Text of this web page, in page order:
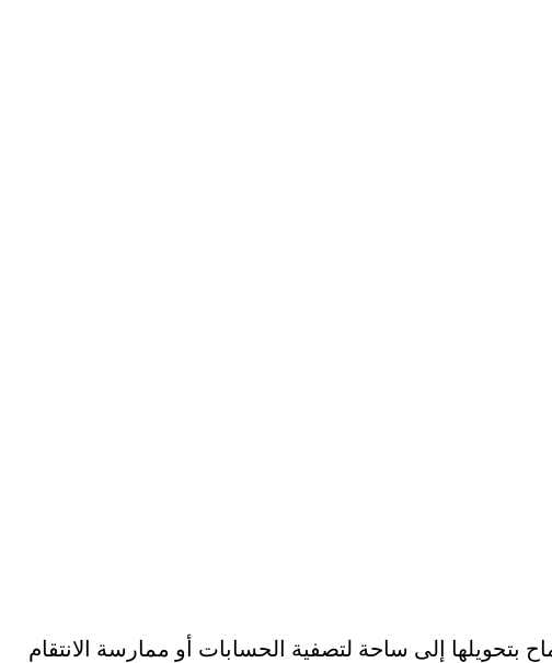
إلى ساحة لتصفية الحسابات أو ممارسة الانتقام